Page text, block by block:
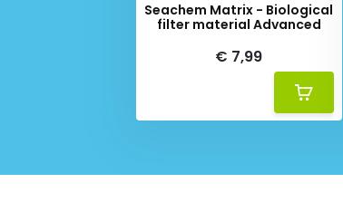
Seachem Matrix - Biological
filter material Advanced
€ 7,99